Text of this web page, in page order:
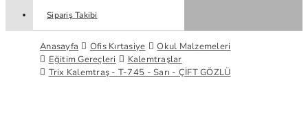
Sipariş Takibi
Anasayfa Ofis Kırtasiye
Okul Malzemeleri
Eğitim Gereçleri
Kalemtraşlar
Trix Kalemtraş - T-745 - Sarı - ÇİFT GÖZLÜ